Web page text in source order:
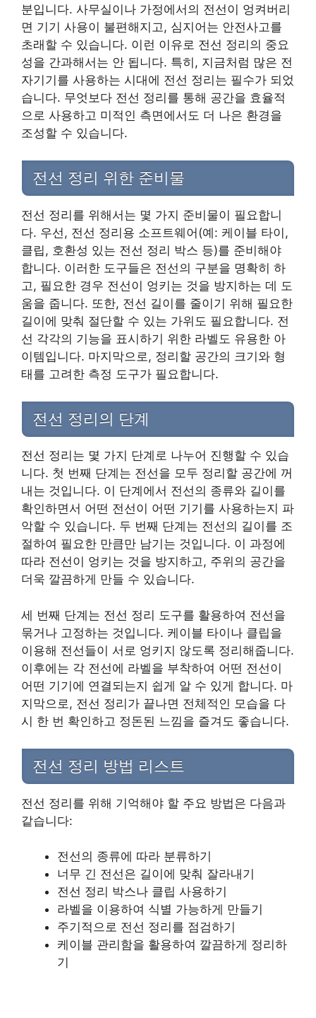
분입니다. 사무실이나 가정에서의 전선이 엉켜버리
면 기기 사용이 불편해지고, 심지어는 안전사고를
초래할 수 있습니다. 이런 이유로 전선 정리의 중요
성을 간과해서는 안 됩니다. 특히, 지금처럼 많은 전
자기기를 사용하는 시대에 전선 정리는 필수가 되었
습니다. 무엇보다 전선 정리를 통해 공간을 효율적
으로 사용하고 미적인 측면에서도 더 나은 환경을
조성할 수 있습니다.
전선 정리 위한 준비물
전선 정리를 위해서는 몇 가지 준비물이 필요합니
다. 우선, 전선 정리용 소프트웨어(예: 케이블 타이,
클립, 호환성 있는 전선 정리 박스 등)를 준비해야
합니다. 이러한 도구들은 전선의 구분을 명확히 하
고, 필요한 경우 전선이 엉키는 것을 방지하는 데 도
움을 줍니다. 또한, 전선 길이를 줄이기 위해 필요한
길이에 맞춰 절단할 수 있는 가위도 필요합니다. 전
선 각각의 기능을 표시하기 위한 라벨도 유용한 아
이템입니다. 마지막으로, 정리할 공간의 크기와 형
태를 고려한 측정 도구가 필요합니다.
전선 정리의 단계
전선 정리는 몇 가지 단계로 나누어 진행할 수 있습
니다. 첫 번째 단계는 전선을 모두 정리할 공간에 꺼
내는 것입니다. 이 단계에서 전선의 종류와 길이를
확인하면서 어떤 전선이 어떤 기기를 사용하는지 파
악할 수 있습니다. 두 번째 단계는 전선의 길이를 조
절하여 필요한 만큼만 남기는 것입니다. 이 과정에
따라 전선이 엉키는 것을 방지하고, 주위의 공간을
더욱 깔끔하게 만들 수 있습니다.
세 번째 단계는 전선 정리 도구를 활용하여 전선을
묶거나 고정하는 것입니다. 케이블 타이나 클립을
이용해 전선들이 서로 엉키지 않도록 정리해줍니다.
이후에는 각 전선에 라벨을 부착하여 어떤 전선이
어떤 기기에 연결되는지 쉽게 알 수 있게 합니다. 마
지막으로, 전선 정리가 끝나면 전체적인 모습을 다
시 한 번 확인하고 정돈된 느낌을 즐겨도 좋습니다.
전선 정리 방법 리스트
전선 정리를 위해 기억해야 할 주요 방법은 다음과
같습니다:
전선의 종류에 따라 분류하기
너무 긴 전선은 길이에 맞춰 잘라내기
전선 정리 박스나 클립 사용하기
라벨을 이용하여 식별 가능하게 만들기
주기적으로 전선 정리를 점검하기
케이블 관리함을 활용하여 깔끔하게 정리하
기